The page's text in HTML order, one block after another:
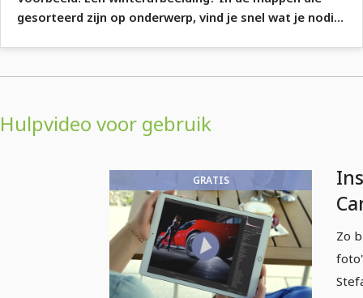
gesorteerd zijn op onderwerp, vind je snel wat je nodig
Hulpvideo voor gebruik
GRATIS
Zo